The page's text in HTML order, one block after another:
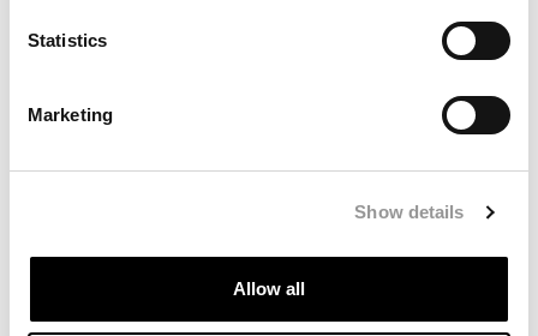
Statistics
Marketing
Show details
Allow all
HOTELL KLOCKARGÅRDEN